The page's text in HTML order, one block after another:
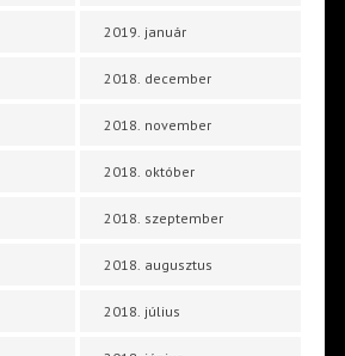
2019. január
2018. december
2018. november
2018. október
2018. szeptember
2018. augusztus
2018. július